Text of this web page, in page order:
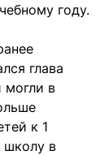
году.
глава
могли в
к 1
школу в